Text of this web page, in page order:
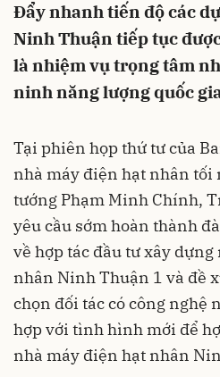
Đẩy nhanh tiến độ các
Ninh Thuận tiếp tục
là nhiệm vụ trọng tâm
ninh năng lượng quốc
Tại phiên họp thứ tư của
nhà máy điện hạt nhân
tướng Phạm Minh Chính,
yêu cầu sớm hoàn thành
về hợp tác đầu tư xây
nhân Ninh Thuận 1 và đề
chọn đối tác có công nghệ
hợp với tình hình mới để
nhà máy điện hạt nhân